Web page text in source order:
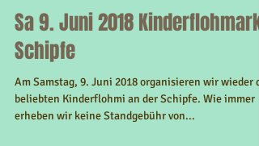
Sa 9. Juni 2018 Kinderflohmarkt
Schipfe
Am Samstag, 9. Juni 2018 organisieren wir wieder